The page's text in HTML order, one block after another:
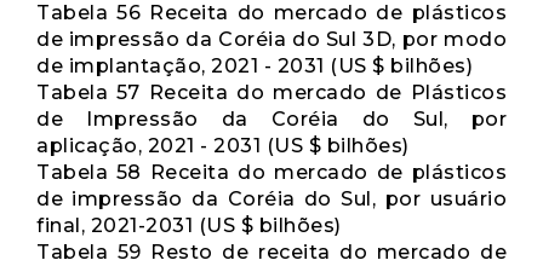
Tabela 56 Receita do mercado de plásticos
de impressão da Coréia do Sul 3D, por modo
de implantação, 2021 - 2031 (US $ bilhões)
Tabela 57 Receita do mercado de Plásticos
de Impressão da Coréia do Sul, por
aplicação, 2021 - 2031 (US $ bilhões)
Tabela 58 Receita do mercado de plásticos
de impressão da Coréia do Sul, por usuário
final, 2021-2031 (US $ bilhões)
Tabela 59 Resto de receita do mercado de